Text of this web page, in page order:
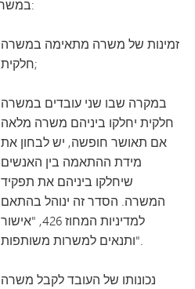
במשרה חלקית:
זמינות של משרה מתאימה במשרה
חלקית;
במקרה שבו שני עובדים במשרה
חלקית יחלקו ביניהם משרה מלאה
אם תאושר חופשה, יש לבחון את
מידת ההתאמה בין האנשים
שיחלקו ביניהם את תפקיד
המשרה. הסדר זה ינוהל בהתאם
למדיניות המחוז 426, "אישור
ותנאים למשרות משותפות".
נכונותו של העובד לקבל משרה